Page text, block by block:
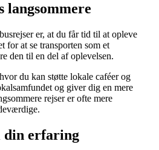
langsommere
er, at du får tid til at opleve
for at se transporten som et
den til en del af oplevelsen.
du kan støtte lokale caféer og
og giver dig en mere
rejser er ofte mere
din erfaring